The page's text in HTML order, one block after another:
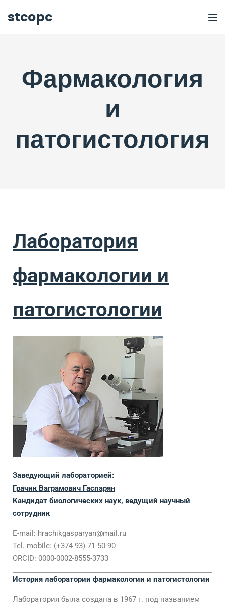
stcopc
Фармакология
и
патогистология
Лаборатория
фармакологии и
патогистологии
Заведующий лабораторией:
Грачик Ваграмович Гаспарян
Кандидат биологических наук, ведущий научный
сотрудник
E-mail: hrachikgasparyan@mail.ru
Tel. mobile: (+374 93) 71-50-90
ORCID: 0000-0002-8555-3733
История лаборатории фармакологии и патогистологии
Лаборатория была создана в 1967 г. под названием